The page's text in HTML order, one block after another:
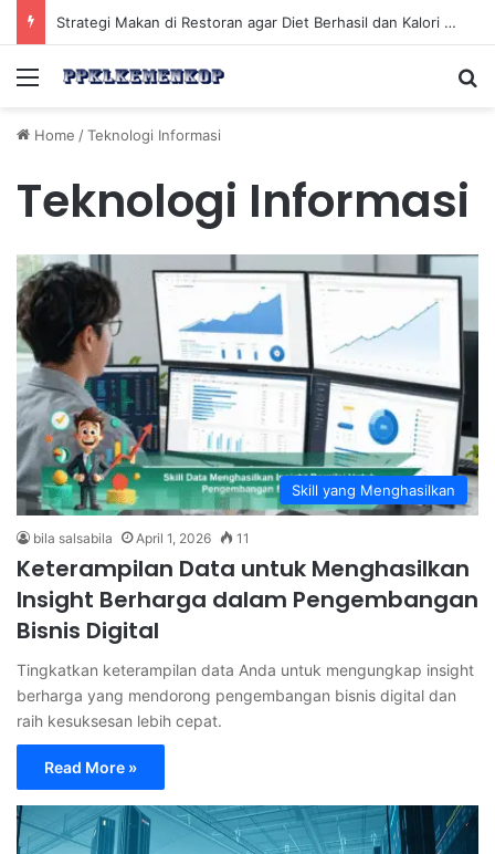
Strategi Makan di Restoran agar Diet Berhasil dan Kalori Tetap Terkontrol
Menu
Home /Teknologi Informasi
Teknologi Informasi
Skill yang Menghasilkan
bila salsabila April 1, 2026 11
Keterampilan Data untuk Menghasilkan
Insight Berharga dalam Pengembangan
Bisnis Digital
Tingkatkan keterampilan data Anda untuk mengungkap insight
berharga yang mendorong pengembangan bisnis digital dan
raih kesuksesan lebih cepat.
Read More »